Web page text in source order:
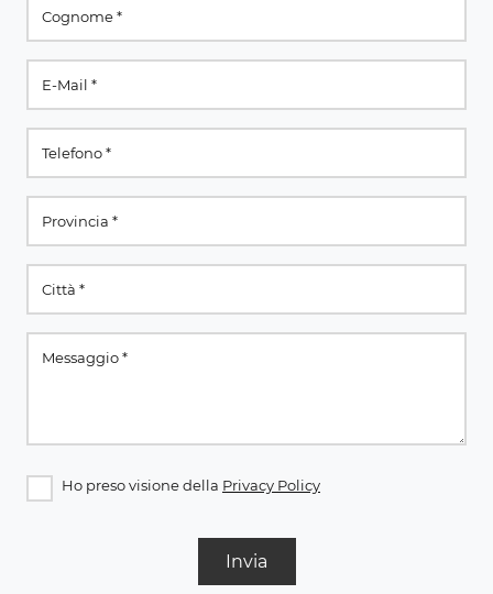
Ho preso visione della Privacy Policy
Invia